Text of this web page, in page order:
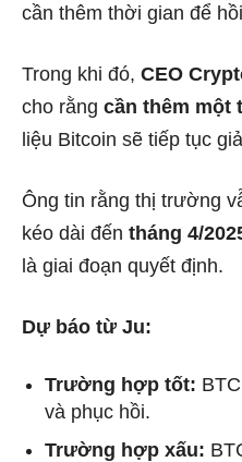
cần thêm thời gian để
Trong khi đó, CEO
cho rằng cần thêm một
liệu Bitcoin sẽ tiếp tục
Ông tin rằng thị trường
kéo dài đến tháng 4/
là giai đoạn quyết định.
Dự báo từ Ju:
Trường hợp tốt:
và phục hồi.
Trường hợp xấu: